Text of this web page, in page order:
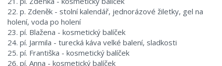
22. p. Zdeněk - stolní kalendář, jednorázové žiletky, gel na
holení, voda po holení
23. pí. Blažena - kosmetický balíček
24. pí. Jarmila - turecká káva velké balení, sladkosti
25. pí. Františka - kosmetický balíček
26. pí. Anna - kosmetický balíček